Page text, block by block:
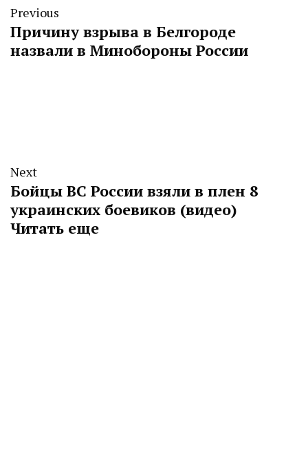
Previous
Причину взрыва в Белгороде
назвали в Минобороны России
Next
Бойцы ВС России взяли в плен 8
украинских боевиков (видео)
Читать еще